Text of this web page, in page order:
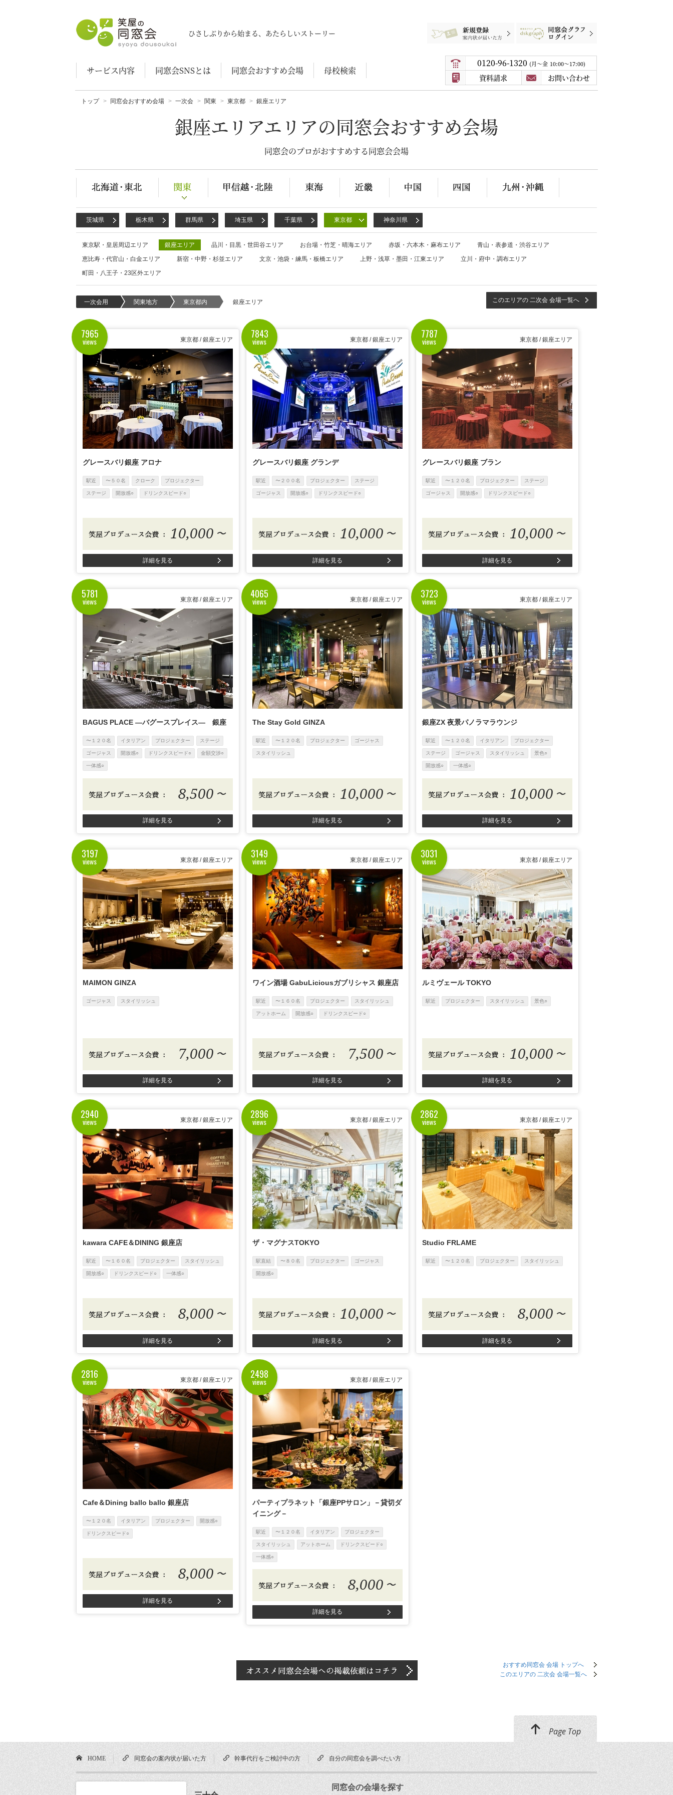
笑屋の同窓会
ひさしぶりから始まる、あたらしいストーリー
案内状が届いた方 同窓会グラフログイン
サービス内容 同窓会SNSとは 同窓会おすすめ会場 母校検索
0120-96-1320 月〜金 10:00～17:00
資料請求 お問い合わせ
トップ 同窓会おすすめ会場 一次会 関東 東京都 銀座エリア
銀座エリアエリアの同窓会おすすめ会場
同窓会のプロがおすすめする同窓会会場
茨城県 栃木県 群馬県 埼玉県 千葉県 東京都 神奈川県
東京駅・皇居周辺エリア 銀座エリア 品川・目黒・世田谷エリア お台場・竹芝・晴海エリア 赤坂・六本木・麻布エリア
青山・表参道・渋谷エリア
恵比寿・代官山・白金エリア
新宿・中野・杉並エリア 文京・池袋・練馬・板橋エリア 上野・浅草・墨田・江東エリア
立川・府中・調布エリア
町田・八王子・23区外エリア
一次会用 関東地方 東京都内 銀座エリア このエリアの 二次会 会場一覧へ
東京都 / 銀座エリア
グレースバリ銀座 アロナ
駅近 〜５０名 クローク プロジェクター
ステージ 開放感○ ドリンクスピード○
10,000 〜
7965
views
詳細を見る
東京都 / 銀座エリア
グレースバリ銀座 グランデ
駅近 〜２００名 プロジェクター ステージ
ゴージャス 開放感○ ドリンクスピード○
10,000 〜
7843
views
詳細を見る
東京都 / 銀座エリア
グレースバリ銀座 ブラン
駅近 〜１２０名 プロジェクター ステージ
ゴージャス 開放感○ ドリンクスピード○
10,000 〜
7787
views
詳細を見る
東京都 / 銀座エリア
BAGUS PLACE ―バグースプレイス― 銀座
〜１２０名 イタリアン プロジェクター ステージ
ゴージャス 開放感○ ドリンクスピード○ 金額交渉○
一体感○
8,500 〜
5781
views
詳細を見る
東京都 / 銀座エリア
The Stay Gold GINZA
駅近 〜１２０名 プロジェクター ゴージャス
スタイリッシュ
10,000 〜
4065
views
詳細を見る
東京都 / 銀座エリア
銀座ZX 夜景パノラマラウンジ
駅近 〜１２０名 イタリアン プロジェクター
ステージ ゴージャス スタイリッシュ 景色○
開放感○ 一体感○
10,000 〜
3723
views
詳細を見る
東京都 / 銀座エリア
MAIMON GINZA
ゴージャス スタイリッシュ
7,000 〜
3197
views
詳細を見る
東京都 / 銀座エリア
ワイン酒場 GabuLiciousガブリシャス 銀座店
駅近 〜１６０名 プロジェクター スタイリッシュ
アットホーム 開放感○ ドリンクスピード○
7,500 〜
3149
views
詳細を見る
東京都 / 銀座エリア
ルミヴェール TOKYO
駅近 プロジェクター スタイリッシュ 景色○
10,000 〜
3031
views
詳細を見る
東京都 / 銀座エリア
kawara CAFE＆DINING 銀座店
駅近 〜１６０名 プロジェクター スタイリッシュ
開放感○ ドリンクスピード○ 一体感○
8,000 〜
2940
views
詳細を見る
東京都 / 銀座エリア
ザ・マグナスTOKYO
駅直結 〜８０名 プロジェクター ゴージャス
開放感○
10,000 〜
2896
views
詳細を見る
東京都 / 銀座エリア
Studio FRLAME
駅近 〜１２０名 プロジェクター スタイリッシュ
8,000 〜
2862
views
詳細を見る
東京都 / 銀座エリア
Cafe＆Dining ballo ballo 銀座店
〜１２０名 イタリアン プロジェクター 開放感○
ドリンクスピード○
8,000 〜
2816
views
詳細を見る
東京都 / 銀座エリア
パーティプラネット「銀座PPサロン」－貸切ダ
イニング－
駅近 〜１２０名 イタリアン プロジェクター
スタイリッシュ アットホーム ドリンクスピード○
一体感○
8,000 〜
2498
views
詳細を見る
おすすめ同窓会 会場 トップへ
このエリアの 二次会 会場一覧へ
Page Top
HOME 同窓会の案内状が届いた方 幹事代行をご検討中の方 自分の同窓会を調べたい方
同窓会の会場を探す